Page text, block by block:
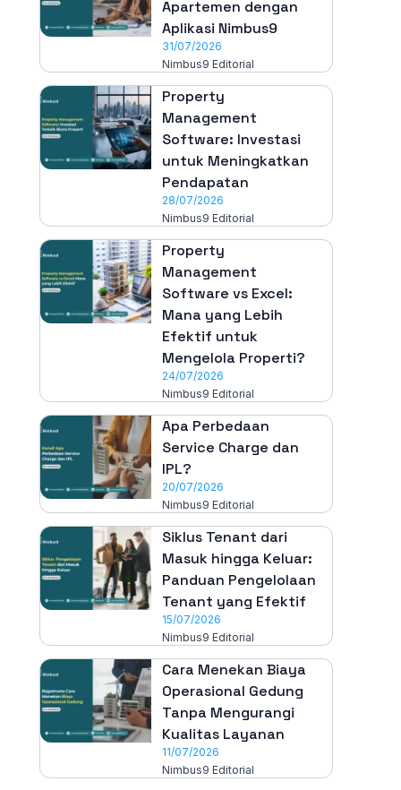
Apartemen dengan
Aplikasi Nimbus9
31/07/2026
Nimbus9 Editorial
Property
Management
Software: Investasi
untuk Meningkatkan
Pendapatan
28/07/2026
Nimbus9 Editorial
Property
Management
Software vs Excel:
Mana yang Lebih
Efektif untuk
Mengelola Properti?
24/07/2026
Nimbus9 Editorial
Apa Perbedaan
Service Charge dan
IPL?
20/07/2026
Nimbus9 Editorial
Siklus Tenant dari
Masuk hingga Keluar:
Panduan Pengelolaan
Tenant yang Efektif
15/07/2026
Nimbus9 Editorial
Cara Menekan Biaya
Operasional Gedung
Tanpa Mengurangi
Kualitas Layanan
11/07/2026
Nimbus9 Editorial